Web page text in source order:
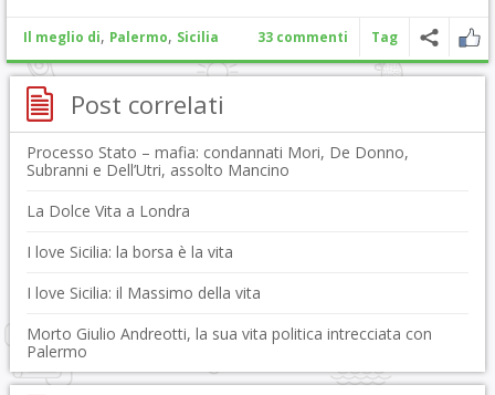
Il meglio di, Palermo, Sicilia 33 commenti Tag
Post correlati
Processo Stato – mafia: condannati Mori, De Donno,
Subranni e Dell’Utri, assolto Mancino
La Dolce Vita a Londra
I love Sicilia: la borsa è la vita
I love Sicilia: il Massimo della vita
Morto Giulio Andreotti, la sua vita politica intrecciata con
Palermo